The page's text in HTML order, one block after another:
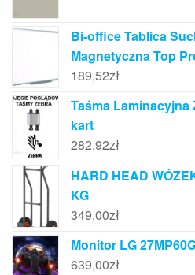
Bi-office Tablica
Magnetyczna Top
189,52zł
Taśma Laminacyjna
kart
282,92zł
HARD HEAD
KG
349,00zł
Monitor LG
639,00zł